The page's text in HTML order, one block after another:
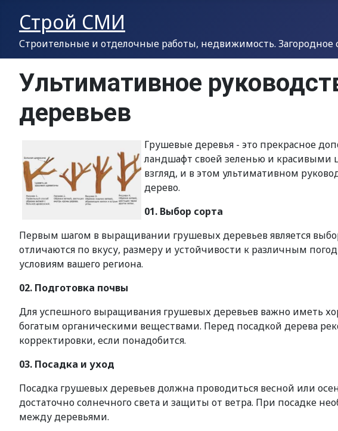
Строй СМИ
Строительные и отделочные работы, недвижимость. Загородное
Ультимативное
деревьев
Грушевые деревья - это прекрасное
ландшафт своей зеленью и красивыми
взгляд, и в этом ультимативном
дерево.
01. Выбор сорта
Первым шагом в выращивании грушевых деревьев является
отличаются по вкусу, размеру и устойчивости к различным
условиям вашего региона.
02. Подготовка почвы
Для успешного выращивания грушевых деревьев важно иметь
богатым органическими веществами. Перед посадкой дерева
корректировки, если понадобится.
03. Посадка и уход
Посадка грушевых деревьев должна проводиться весной или
достаточно солнечного света и защиты от ветра. При посадке
между деревьями.